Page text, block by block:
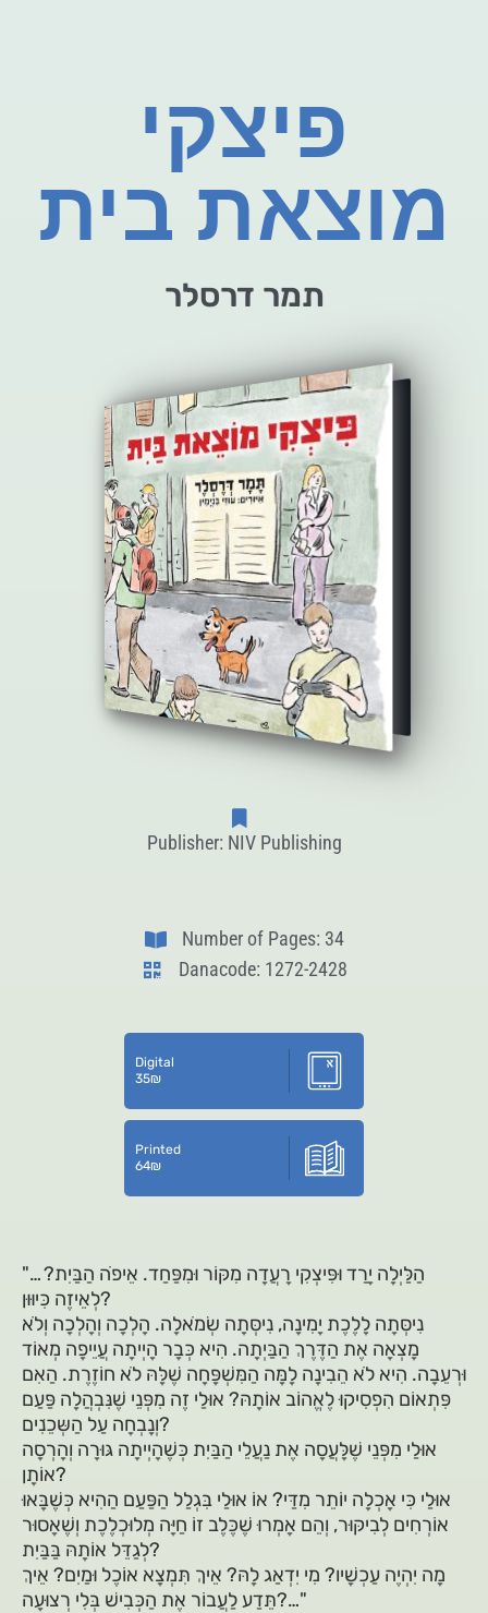
פיצקי
מוצאת בית
תמר דרסלר
Publisher: NIV Publishing
Number of Pages: 34
Danacode: 1272-2428
Digital
35₪
Printed
64₪
"… הַלַּיְלָה יָרַד וּפִּיצְקִי רָעֲדָה מִקּוֹר וּמִפַּחַד. אֵיפֹה הַבַּיִת?
לְאֵיזֶה כִּיוּוּן?
נִיסְּתָה לָלֶכֶת יָמִינָה, נִיסְּתָה שְׂמֹאלָה. הָלְכָה וְהָלְכָה וְלֹא
מָצְאָה אֶת הַדֶּרֶךְ הַבַּיְתָה. הִיא כְּבָר הָיְיתָה עֲיֵיפָה מְאוֹד
וּרְעֵבָה. הִיא לֹא הֵבִינָה לָמָּה הַמִּשְׁפָּחָה שֶׁלָּהּ לֹא חוֹזֶרֶת. הַאִם
פִּתְאוֹם הִפְסִיקוּ לֶאֱהוֹב אוֹתָהּ? אוּלַי זֶה מִפְּנֵי שֶׁנִּבְהֲלָה פַּעַם
וְנָבְחָה עַל הַשְּכֵׁנִים?
אוּלַי מִפְּנֵי שֶׁלָּעֲסָה אֶת נַעֲלֵי הַבַּיִת כְּשֶׁהָיְיתָה גּוּרָה וְהָרְסָה
אוֹתָן?
אוּלַי כִּי אָכְלָה יוֹתֵר מִדַּי? אוֹ אוּלַי בִּגְלַל הַפַּעַם הַהִיא כְּשֶׁבָּאוּ
אוֹרְחִים לְבִיקּוּר, וְהֵם אָמְרוּ שֶׁכֶּלֶב זוֹ חַיָּה מְלוּכְלֶכֶת וְשֶׁאָסוּר
לְגַדֵּל אוֹתָהּ בַּבַּיִת?
מָה יִהְיֶה עַכְשָׁיו? מִי יִדְאַג לָהּ? אֵיךְ תִּמְצָא אוֹכֶל וּמַיִם? אֵיךְ
תֵּדַע לַעֲבוֹר אֶת הַכְּבִישׁ בְּלִי רְצוּעָה?…"